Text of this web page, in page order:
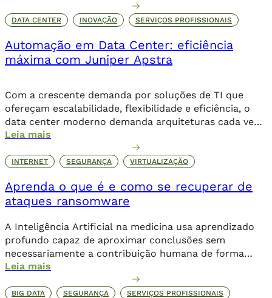
DATA CENTER INOVAÇÃO SERVIÇOS PROFISSIONAIS
Automação em Data Center: eficiência
máxima com Juniper Apstra
Com a crescente demanda por soluções de TI que
ofereçam escalabilidade, flexibilidade e eficiência, o
data center moderno demanda arquiteturas cada vez
mais inteligentes e automatizadas para lidar com a
complexidade crescente da infraestrutura. Nesse
cenário, o Juniper Apstra se destaca como uma
data centers, proporcionando uma […]
Leia mais
INTERNET SEGURANÇA VIRTUALIZAÇÃO
Aprenda o que é e como se recuperar de
ataques ransomware
A Inteligência Artificial na medicina usa aprendizado
profundo capaz de aproximar conclusões sem
necessariamente a contribuição humana de forma
direta.
Leia mais
BIG DATA SEGURANÇA SERVIÇOS PROFISSIONAIS